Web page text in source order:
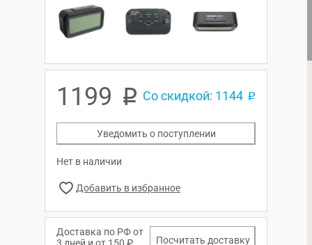
1199 p Со скидкой: 1144 p
Уведомить о поступлении
Нет в наличии
Доставка по РФ от
Посчитать доставку